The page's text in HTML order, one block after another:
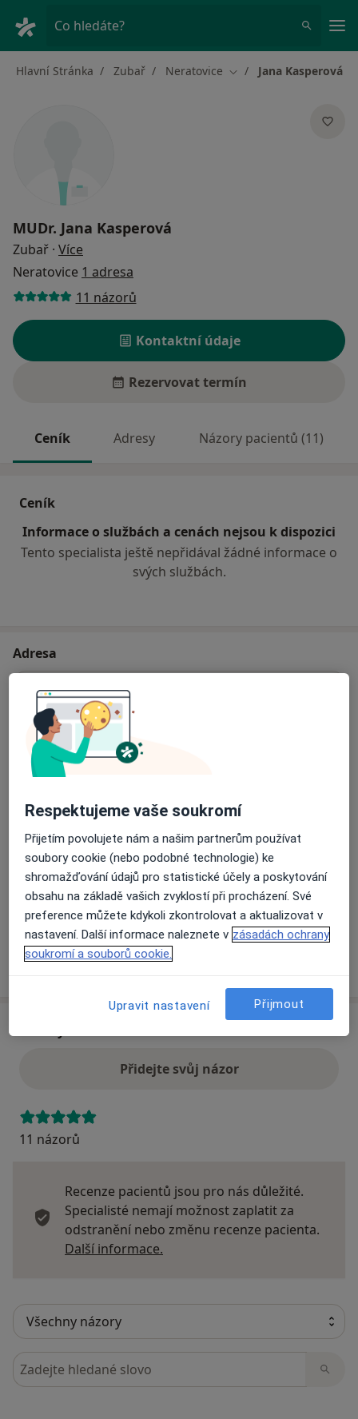
Co hledáte?
Hlavní Stránka Zubař Neratovice Změna města
Jana Kasperová
MUDr. Jana Kasperová
Zubař · Více
Neratovice 1 adresa
11 názorů
Kontaktní údaje
Rezervovat termín
Ceník Adresy Názory pacientů (11)
Ceník
Informace o službách a cenách nejsou k dispozici
Tento specialista ještě nepřidával žádné informace o
svých službách.
Adresa
Privátní zubní ordinace
Palackého 254,
Přiblížit mapu
Dostupnost
Na této adrese online kalendář není aktivní
Co mám v takové situaci udělat?
Způsoby platby (soukromé návštěvy)
Na teto adrese lékař přijímá pacienty na pojišťovnu
Detaily
Více
Přidejte svůj názor
11 názorů
Recenze pacientů jsou pro nás důležité.
Specialisté nemají možnost zaplatit za
odstranění nebo změnu recenze pacienta.
Další informace.
Hledejte v názorech
Respektujeme vaše soukromí
Přijetím povolujete nám a našim partnerům používat
soubory cookie (nebo podobné technologie) ke
shromažďování údajů pro statistické účely a poskytování
obsahu na základě vašich zvyklostí při procházení. Své
preference můžete kdykoli zkontrolovat a aktualizovat v
nastavení. Další informace naleznete v zásadách ochrany
soukromí a souborů cookie.
Upravit nastavení Přijmout